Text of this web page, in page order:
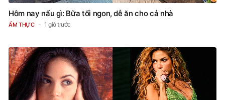
Hôm nay nấu gì: Bữa tối ngon, dễ ăn cho cả nhà
ẨM THỰC 1 giờ trước